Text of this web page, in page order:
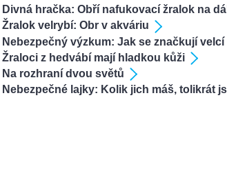
Divná hračka: Obří nafukovací žralok na
Žralok velrybí: Obr v akváriu
Nebezpečný výzkum: Jak se značkují
Žraloci z hedvábí mají hladkou kůži
Na rozhraní dvou světů
Nebezpečné lajky: Kolik jich máš, tolikrát